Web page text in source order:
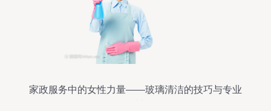
家政服务中的女性力量——玻璃清洁的技巧与专业